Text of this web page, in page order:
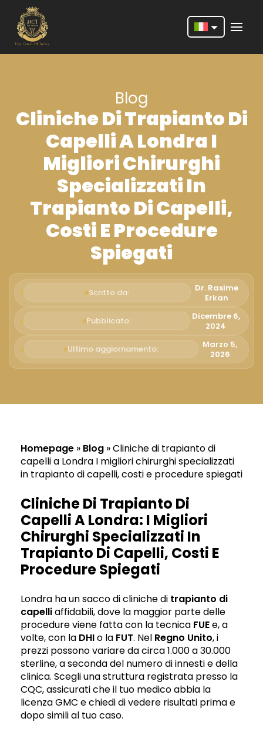
Deutsch
Português
Español
Türkçe
Italiano
Română
Български
Svenska
Blog
Cliniche Di Trapianto Di
Capelli A Londra I
Migliori Chirurghi
Specializzati In
Trapianto Di Capelli,
Costi E Procedure
Spiegati
Scritto da:
Dr. Rasime
Erkan
Pubblicato:
Dicembre 6,
2024
Ultimo aggiornamento:
Marzo 5,
2026
Homepage » Blog »Cliniche di trapianto di
capelli a Londra I migliori chirurghi specializzati
in trapianto di capelli, costi e procedure spiegati
Cliniche Di Trapianto Di
Capelli A Londra: I Migliori
Chirurghi Specializzati In
Trapianto Di Capelli, Costi E
Procedure Spiegati
Londra ha un sacco di cliniche di trapianto di
capelliaffidabili, dove la maggior parte delle
procedure viene fatta con la tecnica FUEe, a
volte, con la DHIo la FUT. Nel Regno Unito, i
prezzi possono variare da circa 1.000 a 30.000
sterline, a seconda del numero di innesti e della
clinica. Scegli una struttura registrata presso la
CQC, assicurati che il tuo medico abbia la
licenza GMC e chiedi di vedere risultati prima e
dopo simili al tuo caso.